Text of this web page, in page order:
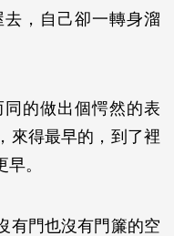
，自己卻一轉身溜
的做出個愕然的表
來得最早的，到了裡
早。
有門也沒有門簾的空